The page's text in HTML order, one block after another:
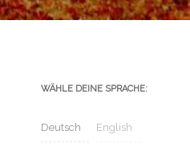
WÄHLE DEINE SPRACHE:
Deutsch English